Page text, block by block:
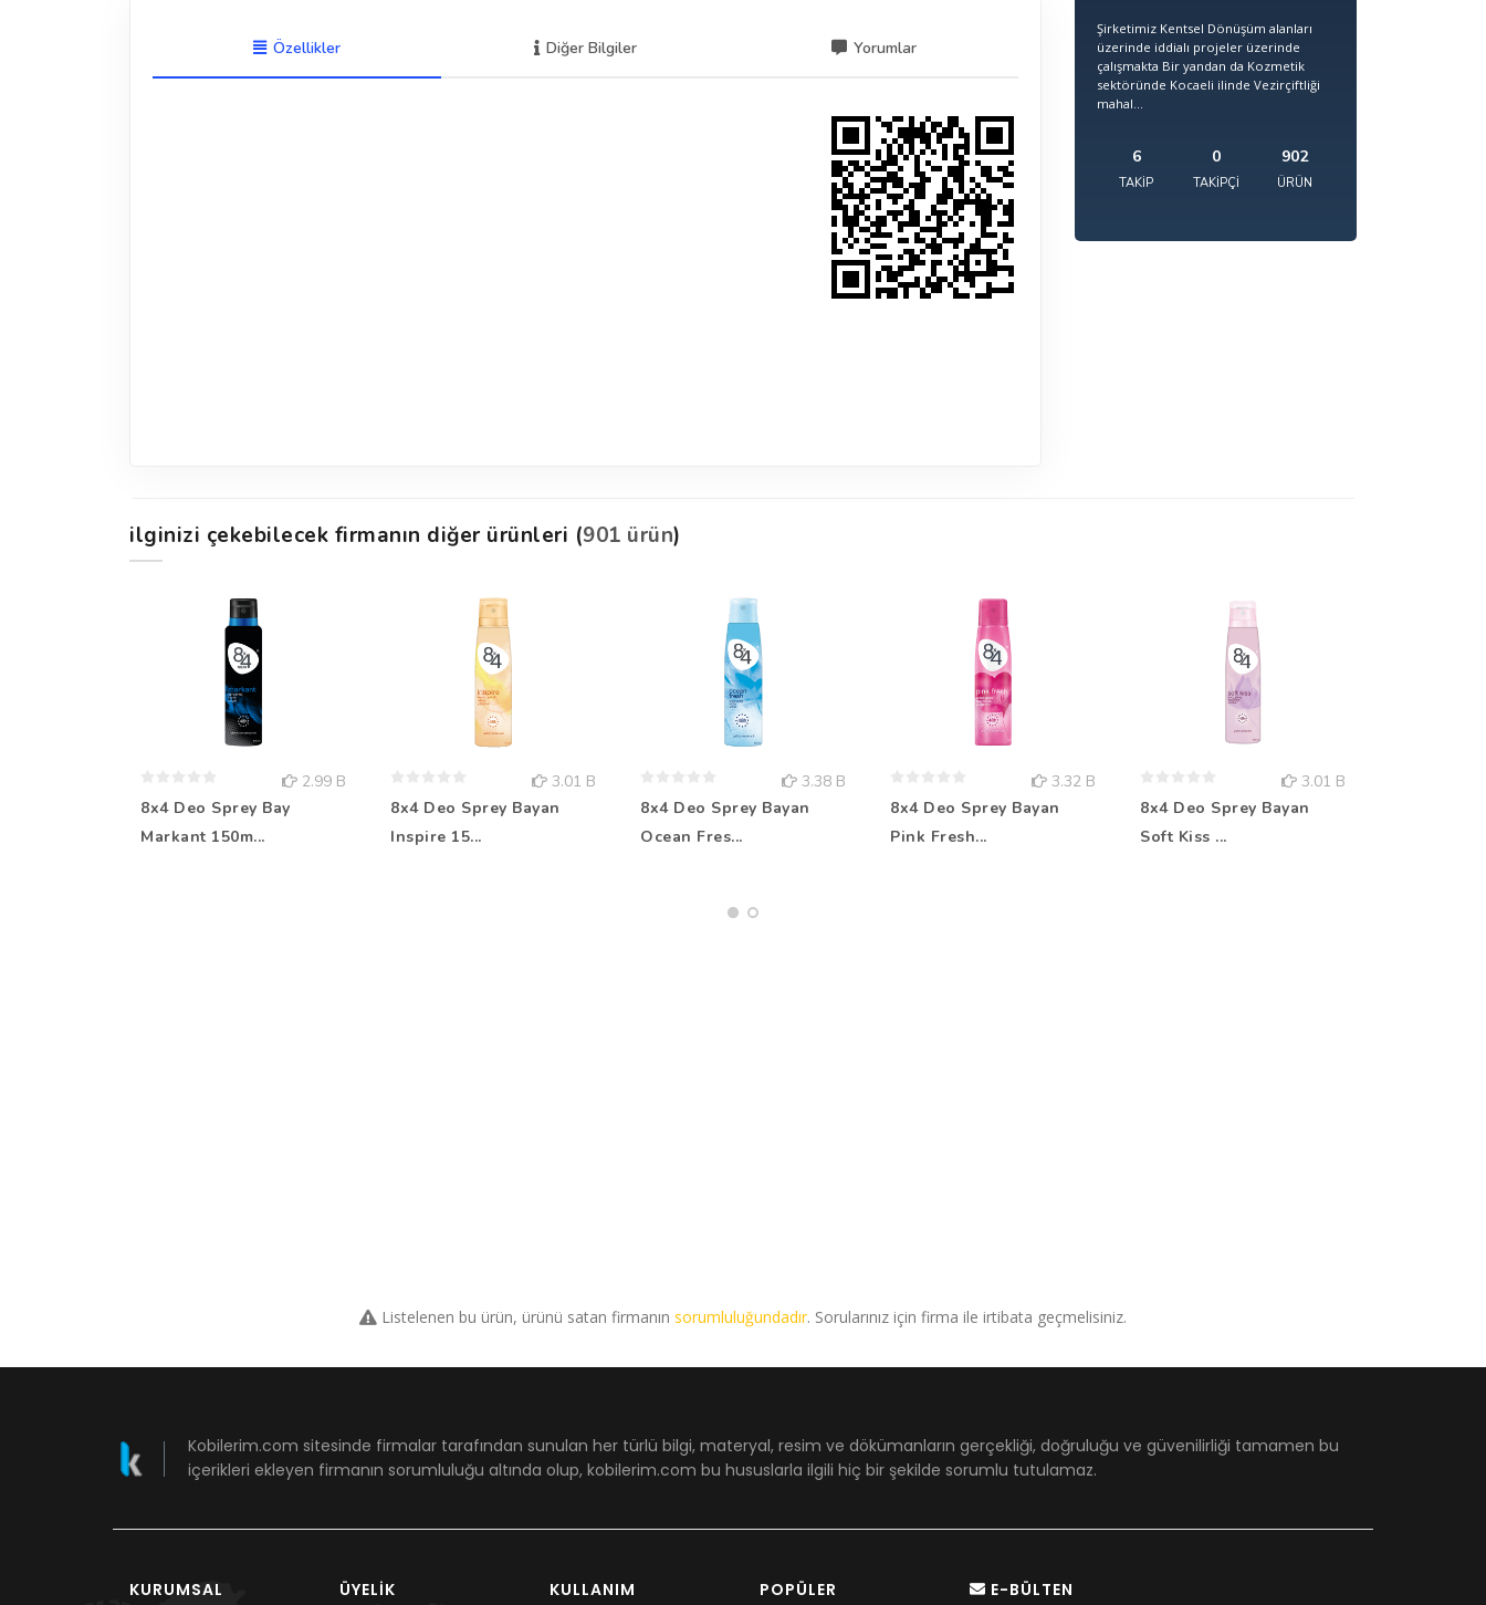
Özellikler Diğer Bilgiler Yorumlar
Şirketimiz Kentsel Dönüşüm alanları
üzerinde iddialı projeler üzerinde
çalışmakta Bir yandan da Kozmetik
sektöründe Kocaeli ilinde Vezirçiftliği
mahal...
6
TAKIP
0
TAKIPÇI
902
ÜRÜN
ilginizi çekebilecek firmanın diğer ürünleri (901 ürün)
2.99 B
8x4 Deo Sprey Bay
Markant 150m...
3.01 B
8x4 Deo Sprey Bayan
Inspire 15...
3.38 B
8x4 Deo Sprey Bayan
Ocean Fres...
3.32 B
8x4 Deo Sprey Bayan
Pink Fresh...
3.01 B
8x4 Deo Sprey Bayan
Soft Kiss ...
Listelenen bu ürün, ürünü satan firmanın sorumluluğundadır. Sorularınız için firma ile irtibata geçmelisiniz.
Kobilerim.com sitesinde firmalar tarafından sunulan her türlü bilgi, materyal, resim ve dökümanların gerçekliği, doğruluğu ve güvenilirliği tamamen bu
içerikleri ekleyen firmanın sorumluluğu altında olup, kobilerim.com bu hususlarla ilgili hiç bir şekilde sorumlu tutulamaz.
KURUMSAL ÜYELIK KULLANIM POPÜLER E-BÜLTEN